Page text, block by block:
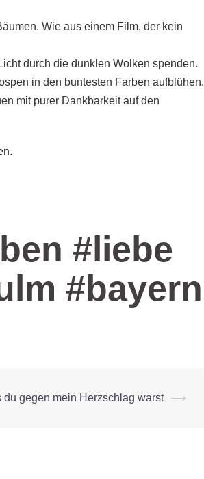
Wie aus einem Film, der kein
durch die dunklen Wolken spenden.
in den buntesten Farben aufblühen.
mit purer Dankbarkeit auf den
#liebe
#bayern
du gegen mein Herzschlag warst ⟶